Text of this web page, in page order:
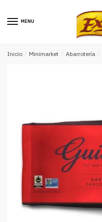
MENU
Inicio / Minimarket / Abarrotería /